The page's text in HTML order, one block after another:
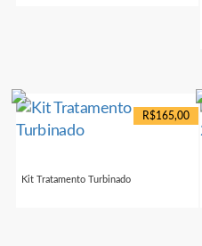
R$165,00
Kit Tratamento Turbinado